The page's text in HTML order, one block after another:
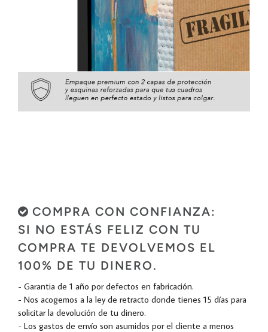
COMPRA CON CONFIANZA:
SI NO ESTÁS FELIZ CON TU
COMPRA TE DEVOLVEMOS EL
100% DE TU DINERO.
- Garantia de 1 año por defectos en fabricación.
- Nos acogemos a la ley de retracto donde tienes 15 días para
solicitar la devolución de tu dinero.
- Los gastos de envío son asumidos por el cliente a menos